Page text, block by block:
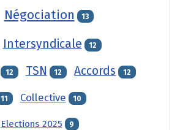
Négociation 13
Intersyndicale 12
12 TSN 12 Accords 12
11 Collective 10
Elections 2025 9